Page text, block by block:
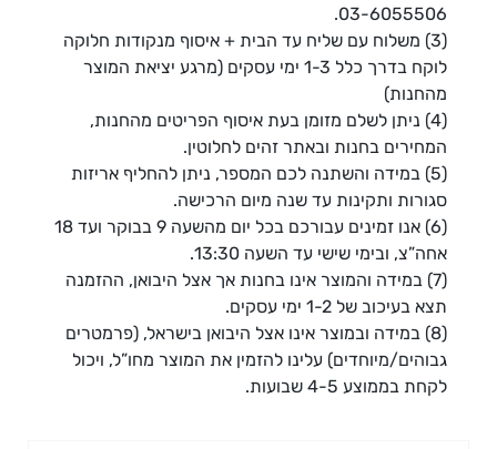
03-6055506.
(3) משלוח עם שליח עד הבית + איסוף מנקודות חלוקה
לוקח בדרך כלל 1-3 ימי עסקים (מרגע יציאת המוצר
מהחנות)
(4) ניתן לשלם מזומן בעת איסוף הפריטים מהחנות,
המחירים בחנות ובאתר זהים לחלוטין.
(5) במידה והשתנה לכם המספר, ניתן להחליף אריזות
סגורות ותקינות עד שנה מיום הרכישה.
(6) אנו זמינים עבורכם בכל יום מהשעה 9 בבוקר ועד 18
אחה”צ, ובימי שישי עד השעה 13:30.
(7) במידה והמוצר אינו בחנות אך אצל היבואן, ההזמנה
תצא בעיכוב של 1-2 ימי עסקים.
(8) במידה ובמוצר אינו אצל היבואן בישראל, (פרמטרים
גבוהים/מיוחדים) עלינו להזמין את המוצר מחו”ל, ויכול
לקחת בממוצע 4-5 שבועות.